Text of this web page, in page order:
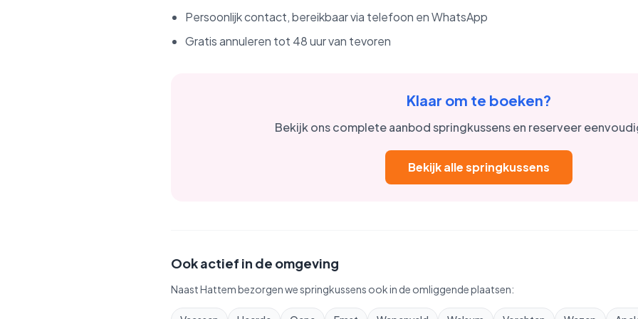
Persoonlijk contact, bereikbaar via telefoon en WhatsApp
Gratis annuleren tot 48 uur van tevoren
Klaar om te boeken?
Bekijk ons complete aanbod springkussens en reserveer
Bekijk alle springkussens
Ook actief in de omgeving
NaastHattembezorgen we springkussens ook in de omliggende plaatsen: